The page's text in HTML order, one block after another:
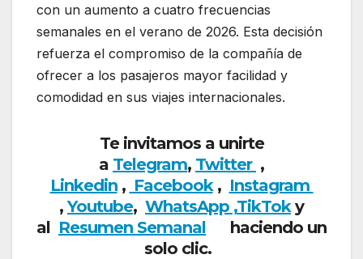
con un aumento a cuatro frecuencias
semanales en el verano de 2026. Esta decisión
refuerza el compromiso de la compañía de
ofrecer a los pasajeros mayor facilidad y
comodidad en sus viajes internacionales.
Te invitamos a unirte
a Telegram, Twitter ,
Linkedin, Facebook, Instagram
,Youtube, WhatsApp ,TikToky
al Resumen Semanal haciendo un
solo clic.